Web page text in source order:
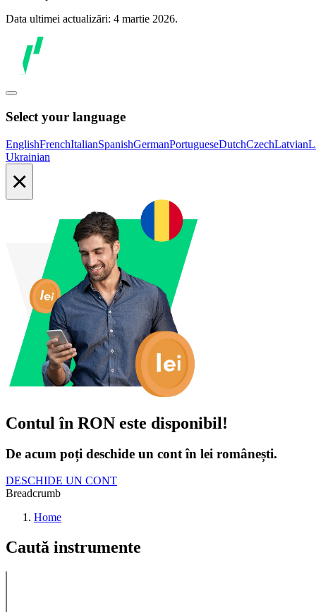
Data ultimei actualizări: 4 martie 2026.
Select your language
EnglishFrenchItalianSpanishGermanPortugueseDutchCzechLatvian
Ukrainian
×
Contul în RON este disponibil!
De acum poți deschide un cont în lei românești.
DESCHIDE UN CONT
Breadcrumb
Home
Caută instrumente